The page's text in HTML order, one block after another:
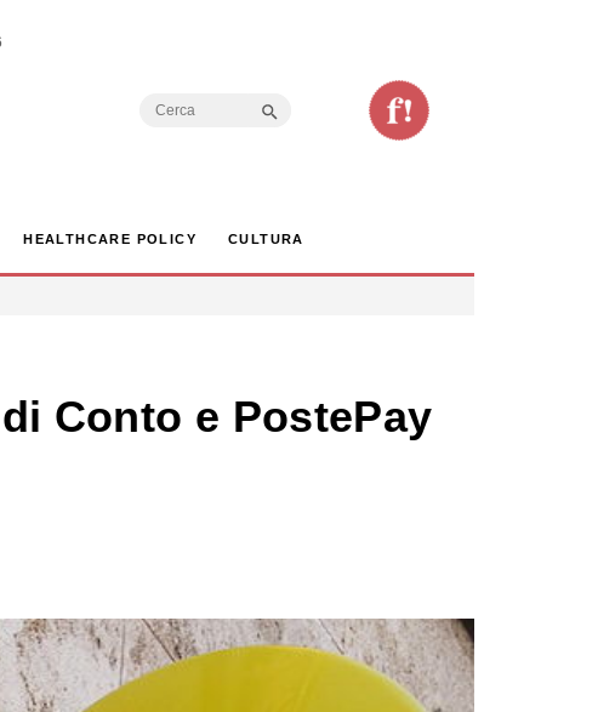
Search
HEALTHCARE POLICY CULTURA
Conto e PostePay